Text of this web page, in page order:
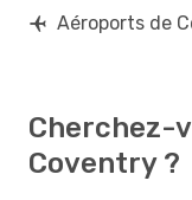
Aéroports de
Cherchez-
Coventry ?